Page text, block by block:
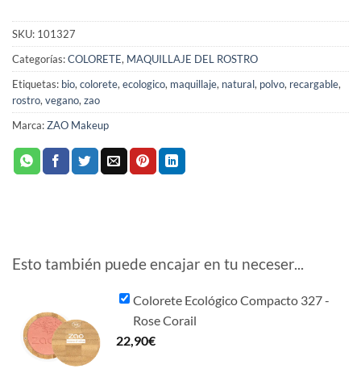
SKU: 101327
Categorías:COLORETE, MAQUILLAJE DEL ROSTRO
Etiquetas: bio, colorete, ecologico, maquillaje, natural, polvo, recargable,
rostro, vegano, zao
Marca:ZAO Makeup
Esto también puede encajar en tu neceser...
Colorete Ecológico Compacto 327 -
Rose Corail
22,90€